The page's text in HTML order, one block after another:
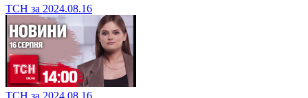
ТСН за 2024.08.16
ТСН за 2024.08.16